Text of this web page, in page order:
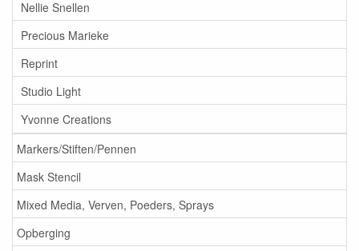
Nellie Snellen
Precious Marieke
Reprint
Studio Light
Yvonne Creations
Markers/Stiften/Pennen
Mask Stencil
Mixed Media, Verven, Poeders, Sprays
Opberging